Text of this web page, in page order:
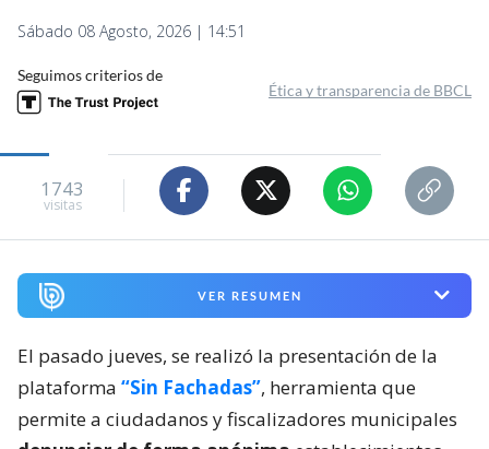
Sábado 08 Agosto, 2026 | 14:51
Seguimos criterios de
Ética y transparencia de BBCL
1743
visitas
VER RESUMEN
El pasado jueves, se realizó la presentación de la
plataforma “Sin Fachadas”, herramienta que
permite a ciudadanos y fiscalizadores municipales